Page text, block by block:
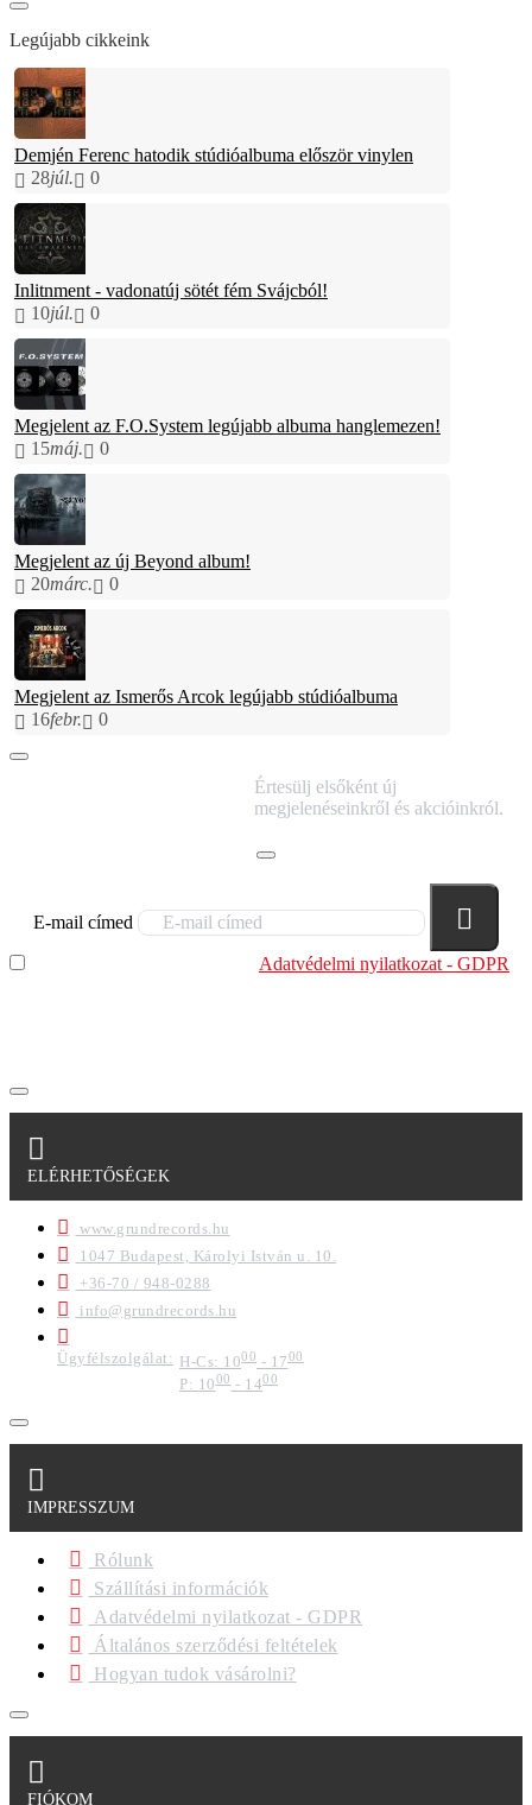
Legújabb cikkeink
Demjén Ferenc hatodik stúdióalbuma először vinylen
28júl. 0
Inlitnment - vadonatúj sötét fém Svájcból!
10júl. 0
Megjelent az F.O.System legújabb albuma hanglemezen!
15máj. 0
Megjelent az új Beyond album!
20márc. 0
Megjelent az Ismerős Arcok legújabb stúdióalbuma
16febr. 0
Értesülj elsőként új
megjelenéseinkről és akcióinkról.
E-mail címed
Adatvédelmi nyilatkozat - GDPR
ELÉRHETŐSÉGEK
www.grundrecords.hu
1047 Budapest, Károlyi István u. 10.
+36-70 / 948-0288
info@grundrecords.hu
Ügyfélszolgálat: H-Cs: 1000 - 1700
P: 1000- 1400
IMPRESSZUM
Rólunk
Szállítási információk
Adatvédelmi nyilatkozat - GDPR
Általános szerződési feltételek
Hogyan tudok vásárolni?
FIÓKOM